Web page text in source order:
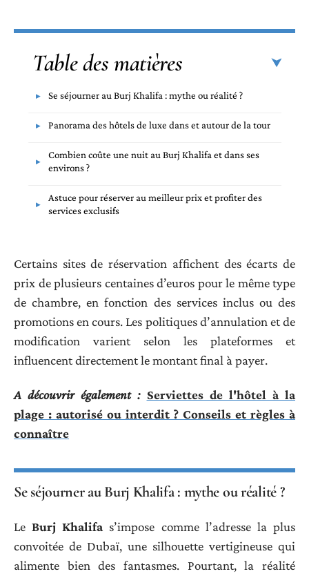
Table des matières
Se séjourner au Burj Khalifa : mythe ou réalité ?
Panorama des hôtels de luxe dans et autour de la tour
Combien coûte une nuit au Burj Khalifa et dans ses
environs ?
Astuce pour réserver au meilleur prix et profiter des
services exclusifs
Certains sites de réservation affichent des écarts de
prix de plusieurs centaines d’euros pour le même type
de chambre, en fonction des services inclus ou des
promotions en cours. Les politiques d’annulation et de
modification varient selon les plateformes et
influencent directement le montant final à payer.
A découvrir également : Serviettes de l'hôtel à la
plage : autorisé ou interdit ? Conseils et règles à
connaître
Se séjourner au Burj Khalifa : mythe ou réalité ?
LeBurj Khalifa s’impose comme l’adresse la plus
convoitée de Dubaï, une silhouette vertigineuse qui
alimente bien des fantasmes. Pourtant, la réalité